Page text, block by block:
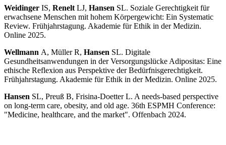
Weidinger IS, Renelt LJ, Hansen SL. Soziale Gerechtigkeit für
erwachsene Menschen mit hohem Körpergewicht: Ein Systematic
Review. Frühjahrstagung. Akademie für Ethik in der Medizin.
Online 2025.
Wellmann A, Müller R, Hansen SL. Digitale
Gesundheitsanwendungen in der Versorgungslücke Adipositas: Eine
ethische Reflexion aus Perspektive der Bedürfnisgerechtigkeit.
Frühjahrstagung. Akademie für Ethik in der Medizin. Online 2025.
Hansen SL, Preuß B, Frisina-Doetter L. A needs-based perspective
on long-term care, obesity, and old age. 36th ESPMH Conference:
"Medicine, healthcare, and the market". Offenbach 2024.